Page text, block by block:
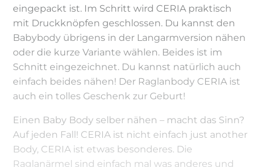
eingepackt ist. Im Schritt wird CERIA praktisch
mit Druckknöpfen geschlossen. Du kannst den
Babybody übrigens in der Langarmversion nähen
oder die kurze Variante wählen. Beides ist im
Schnitt eingezeichnet. Du kannst natürlich auch
einfach beides nähen! Der Raglanbody CERIA ist
auch ein tolles Geschenk zur Geburt!
Einen Baby Body selber nähen – macht das Sinn?
Auf jeden Fall! CERIA ist nicht einfach just another
Body, CERIA ist etwas besonderes. Die
Raglanärmel sind einfach mal was anderes und